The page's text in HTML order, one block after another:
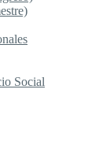
Social